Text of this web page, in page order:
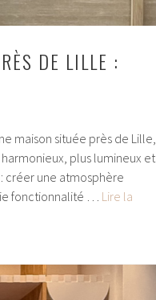
DE LILLE :
maison située près de Lille,
plus lumineux et
créer une atmosphère
fonctionnalité … Lire la